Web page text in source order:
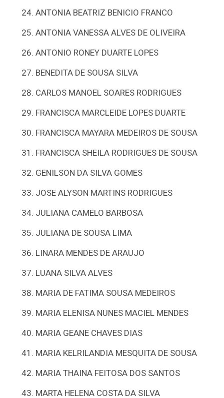
ANTONIA BEATRIZ BENICIO FRANCO
ANTONIA VANESSA ALVES DE OLIVEIRA
ANTONIO RONEY DUARTE LOPES
BENEDITA DE SOUSA SILVA
CARLOS MANOEL SOARES RODRIGUES
FRANCISCA MARCLEIDE LOPES DUARTE
FRANCISCA MAYARA MEDEIROS DE SOUSA
FRANCISCA SHEILA RODRIGUES DE SOUSA
GENILSON DA SILVA GOMES
JOSE ALYSON MARTINS RODRIGUES
JULIANA CAMELO BARBOSA
JULIANA DE SOUSA LIMA
LINARA MENDES DE ARAUJO
LUANA SILVA ALVES
MARIA DE FATIMA SOUSA MEDEIROS
MARIA ELENISA NUNES MACIEL MENDES
MARIA GEANE CHAVES DIAS
MARIA KELRILANDIA MESQUITA DE SOUSA
MARIA THAINA FEITOSA DOS SANTOS
MARTA HELENA COSTA DA SILVA